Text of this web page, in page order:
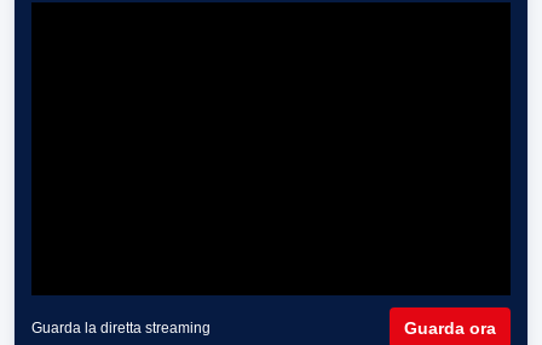
Guarda la diretta streaming Guarda ora